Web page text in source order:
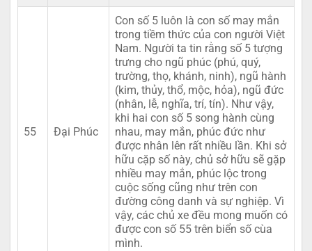
55 Đại Phúc
Con số 5 luôn là con số may mắn
trong tiềm thức của con người Việt
Nam. Người ta tin rằng số 5 tượng
trưng cho ngũ phúc (phú, quý,
trường, thọ, khánh, ninh), ngũ hành
(kim, thủy, thổ, mộc, hỏa), ngũ đức
(nhân, lễ, nghĩa, trí, tín). Như vậy,
khi hai con số 5 song hành cùng
nhau, may mắn, phúc đức như
được nhân lên rất nhiều lần. Khi sở
hữu cặp số này, chủ sở hữu sẽ gặp
nhiều may mắn, phúc lộc trong
cuộc sống cũng như trên con
đường công danh và sự nghiệp. Vì
vậy, các chủ xe đều mong muốn có
được con số 55 trên biển số cùa
mình.